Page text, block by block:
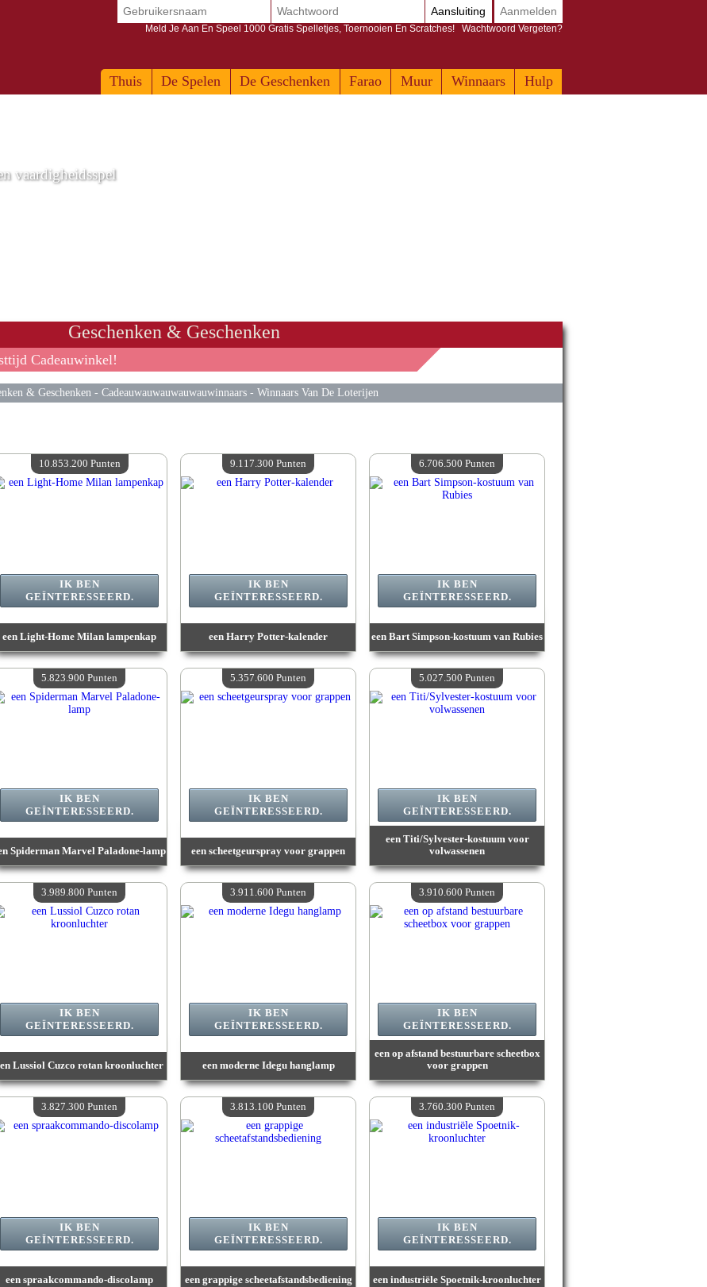
Thuis De Spelen De Geschenken Farao Muur Winnaars Hulp
Aansluiting Aanmelden
Meld Je Aan En Speel 1000 Gratis Spelletjes, Toernooien En Scratches! Wachtwoord Vergeten?
vaardigheidsspel
Geschenken & Geschenken
Cadeauwinkel!
& Geschenken - Cadeauwauwauwauwauwinnaars- Winnaars Van De Loterijen
een Light-Home Milan lampenkap
Waarde :10 853 200 Gekke punten
Beschikbare hoeveelheid :4
IK BEN
GEÏNTERESSEERD.
10.853.200 Punten
een Harry Potter-kalender
Waarde :9 117 300 Gekke punten
Beschikbare hoeveelheid :4
IK BEN
GEÏNTERESSEERD.
9.117.300 Punten
een Bart Simpson-kostuum van Rubies
Waarde :6 706 500 Gekke punten
Beschikbare hoeveelheid :4
IK BEN
GEÏNTERESSEERD.
6.706.500 Punten
Spiderman Marvel Paladone-lamp
Waarde :5 823 900 Gekke punten
Beschikbare hoeveelheid :4
IK BEN
GEÏNTERESSEERD.
5.823.900 Punten
een scheetgeurspray voor grappen
Waarde :5 357 600 Gekke punten
Beschikbare hoeveelheid :4
IK BEN
GEÏNTERESSEERD.
5.357.600 Punten
een Titi/Sylvester-kostuum voor
volwassenen
Waarde :5 027 500 Gekke punten
Beschikbare hoeveelheid :4
IK BEN
GEÏNTERESSEERD.
5.027.500 Punten
Lussiol Cuzco rotan kroonluchter
Waarde :3 989 800 Gekke punten
Beschikbare hoeveelheid :4
IK BEN
GEÏNTERESSEERD.
3.989.800 Punten
een moderne Idegu hanglamp
Waarde :3 911 600 Gekke punten
Beschikbare hoeveelheid :4
IK BEN
GEÏNTERESSEERD.
3.911.600 Punten
een op afstand bestuurbare scheetbox
voor grappen
Waarde :3 910 600 Gekke punten
Beschikbare hoeveelheid :4
IK BEN
GEÏNTERESSEERD.
3.910.600 Punten
een spraakcommando-discolamp
IK BEN
GEÏNTERESSEERD.
3.827.300 Punten
een grappige scheetafstandsbediening
IK BEN
GEÏNTERESSEERD.
3.813.100 Punten
een industriële Spoetnik-kroonluchter
IK BEN
GEÏNTERESSEERD.
3.760.300 Punten